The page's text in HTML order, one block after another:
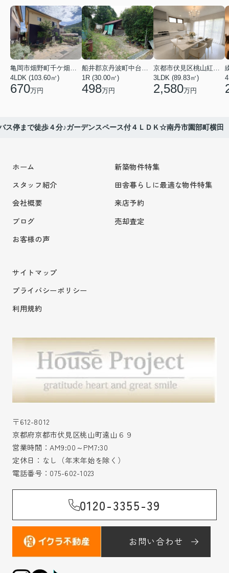
4LDK (103.60㎡)
670万円
1R (30.00㎡)
498万円
3LDK (89.83㎡)
2,580万円
ス停まで徒歩４分♪ガーデンスペース付４ＬＤＫ☆南丹市園部町横田
ホーム
スタッフ紹介
会社概要
ブログ
お客様の声
新築物件特集
田舎暮らしに最適な物件特集
来店予約
売却査定
サイトマップ
プライバシーポリシー
利用規約
〒612-8012
京都府京都市伏見区桃山町遠山６９
営業時間：AM9:00～PM7:30
定休日：なし（年末年始を除く）
電話番号： 075-602-1023
0120-3355-39
お問い合わせ